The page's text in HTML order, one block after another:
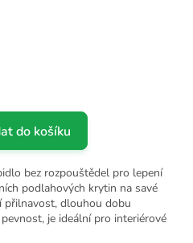
do košíku
bez rozpouštědel pro lepení
podlahových krytin na savé
přilnavost, dlouhou dobu
je ideální pro interiérové